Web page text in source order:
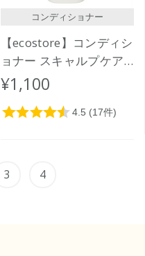
コンディショナー
【ecostore】コンディシ
ョナー スキャルプケア
350mL
¥1,100
3 4